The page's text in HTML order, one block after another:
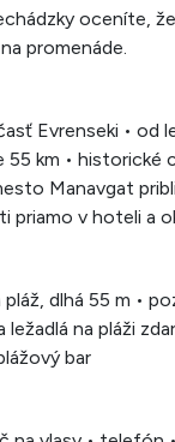
oceníte,
promenáde.
Evrenseki • od
55 km • historické
Manavgat
priamo v hoteli a
dlhá 55 m •
ležadlá na pláži
bar